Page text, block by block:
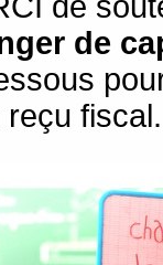
de
reçu fiscal.